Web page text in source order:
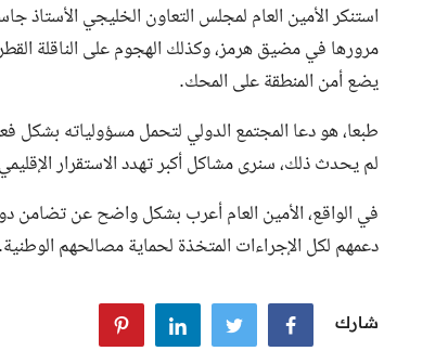
استنكر الأمين العام لمجلس التعاون الخليجي الأستاذ
مرورها في مضيق هرمز، وكذلك الهجوم على الناقلة
يضع أمن المنطقة على المحك.
طبعا، هو دعا المجتمع الدولي لتحمل مسؤولياته
لم يحدث ذلك، سنرى مشاكل أكبر تهدد الاستقرار
في الواقع، الأمين العام أعرب بشكل واضح عن تضامن
دعمهم لكل الإجراءات المتخذة لحماية مصالحهم
شارك